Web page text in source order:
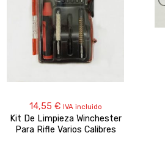
14,55 € IVA incluido
Kit De Limpieza Winchester
Para Rifle Varios Calibres